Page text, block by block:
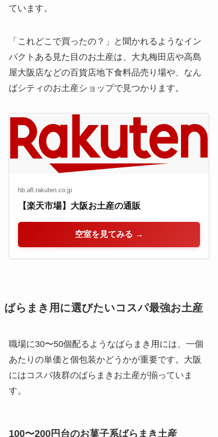
ています。
「これどこで買ったの？」と聞かれるようなイン
パクトある見た目のお土産は、大丸梅田店や高島
屋大阪店などの百貨店地下食料品売り場や、なん
ばシティのお土産ショップで見つかります。
hb.afl.rakuten.co.jp
【楽天市場】大阪お土産の通販
空室を見てみる →
ばらまき用に選びたいコスパ最強お土産
職場に30〜50個配るようなばらまき用には、一個
あたりの単価と個包装かどうかが重要です。大阪
にはコスパ抜群のばらまきお土産が揃っていま
す。
100〜200円台のお菓子系ばらまき土産